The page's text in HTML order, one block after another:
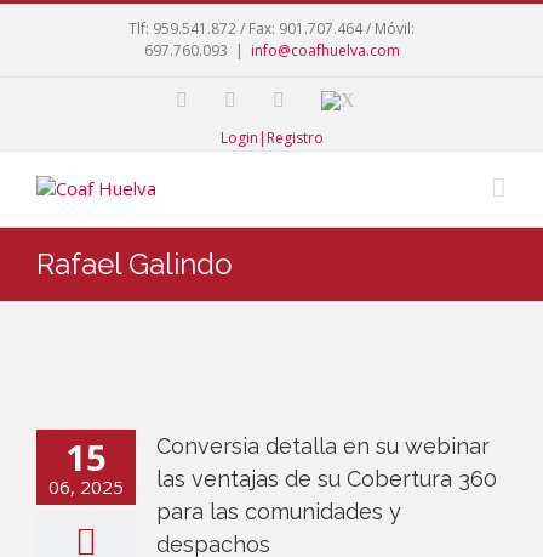
Tlf: 959.541.872 / Fax: 901.707.464 / Móvil:
697.760.093 | info@coafhuelva.com
Login|Registro
Rafael Galindo
15
06, 2025
Conversia detalla en su webinar
las ventajas de su Cobertura 360
para las comunidades y
despachos